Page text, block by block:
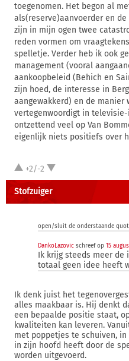
toegenomen. Het begon al
als(reserve)aanvoerder en
zijn in mijn ogen twee
reden vormen om
spelletje. Verder heb ik ook
management (vooral
aankoopbeleid (Behich en
zijn hoed, de interesse in
aangewakkerd) en de
vertegenwoordigt in
ontzettend veel op Van
eigenlijk niets positiefs over
+2/-2
Stofzuiger
open/sluit de onderstaande
DankoLazovic schreef op 15
Ik krijg steeds meer de
totaal geen idee heeft
Ik denk juist het
alles maakbaar is. Hij denkt
een bepaalde positie staat,
kwaliteiten kan leveren.
met poppetjes te schuiven,
in zijn hoofd heeft door de
worden uitgevoerd.